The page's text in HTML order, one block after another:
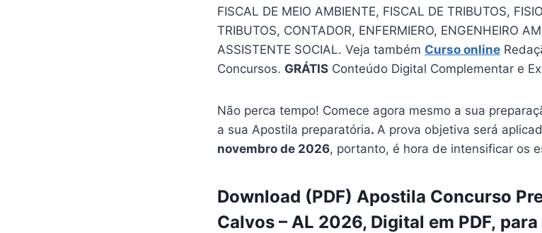
FISCAL DE MEIO AMBIENTE, FISCAL DE TRIBUTOS,
TRIBUTOS, CONTADOR, ENFERMIERO, ENGENHEIRO
ASSISTENTE SOCIAL. Veja também Curso online
Concursos. GRÁTIS Conteúdo Digital Complementar e
Não perca tempo! Comece agora mesmo a sua
a sua Apostila preparatória. A prova objetiva será
novembro de 2026, portanto, é hora de intensificar os
Download (PDF) Apostila Concurso
Calvos – AL 2026, Digital em PDF,